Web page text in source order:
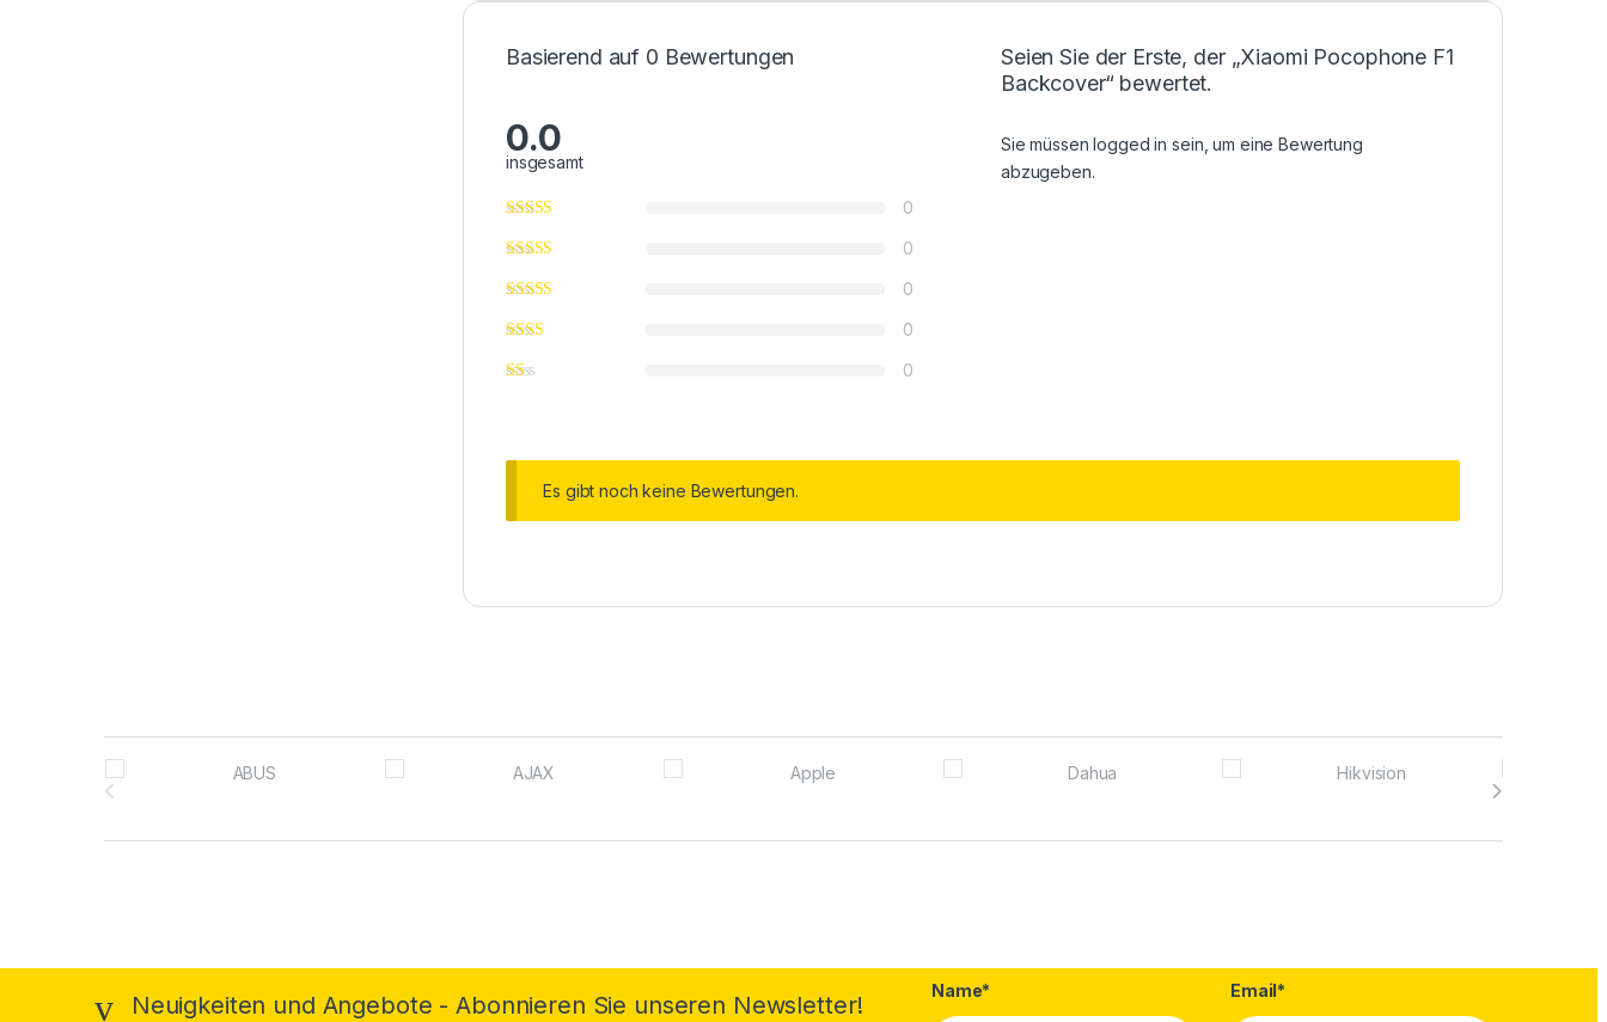
Basierend auf 0 Bewertungen
0.0
insgesamt
0
0
0
0
0
Seien Sie der Erste, der „Xiaomi Pocophone F1
Backcover“ bewertet.
Sie müssenlogged in sein, um eine Bewertung
abzugeben.
Es gibt noch keine Bewertungen.
Brands Carousel
Neuigkeiten und Angebote - Abonnieren Sie unseren Newsletter!
Name* Email*